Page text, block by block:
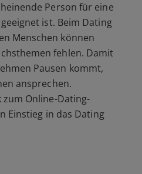
Person für eine
ist. Beim Dating
Menschen können
fehlen. Damit
Pausen kommt,
ansprechen.
Online-Dating-
Einstieg in das Dating